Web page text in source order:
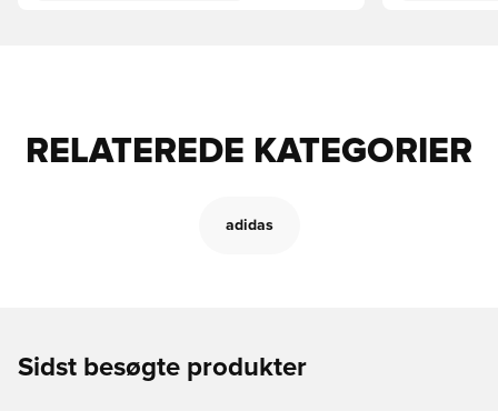
RELATEREDE KATEGORIER
adidas
Sidst besøgte produkter